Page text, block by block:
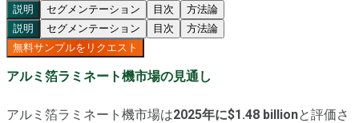
説明 セグメンテーション 目次
方法論
説明
セグメンテーション 目次
方法論
無料サンプルをリクエスト
アルミ箔ラミネート機市場の見通し
アルミ箔ラミネート機市場は2025年に$1.48 billionと評価さ